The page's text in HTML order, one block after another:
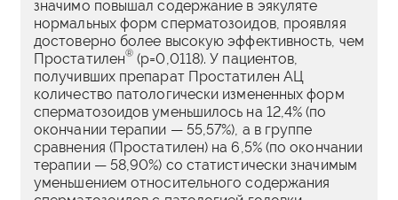
значимо повышал содержание в эякуляте
нормальных форм сперматозоидов, проявляя
достоверно более высокую эффективность, чем
Простатилен® (р=0,0118). У пациентов,
получивших препарат Простатилен АЦ
количество патологически измененных форм
сперматозоидов уменьшилось на 12,4% (по
окончании терапии — 55,57%), а в группе
сравнения (Простатилен) на 6,5% (по окончании
терапии — 58,90%) со статистически значимым
уменьшением относительного содержания